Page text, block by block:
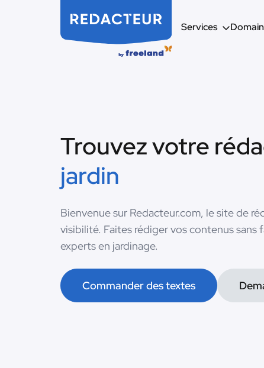
Services
Trouvez votre
jardin
Bienvenue sur Redacteur.com, le site de
visibilité. Faites rédiger vos contenus sans
experts en jardinage.
Commander des textes